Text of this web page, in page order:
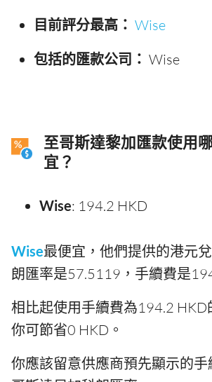
目前評分最高： Wise
包括的匯款公司： Wise
至哥斯達黎加匯款使用
宜？
Wise: 194.2 HKD
Wise最便宜，他們提供的港元
朗匯率是57.5119，手續費是
相比起使用手續費為194.2 HKD
你可節省0 HKD。
你應該留意供應商預先顯示的